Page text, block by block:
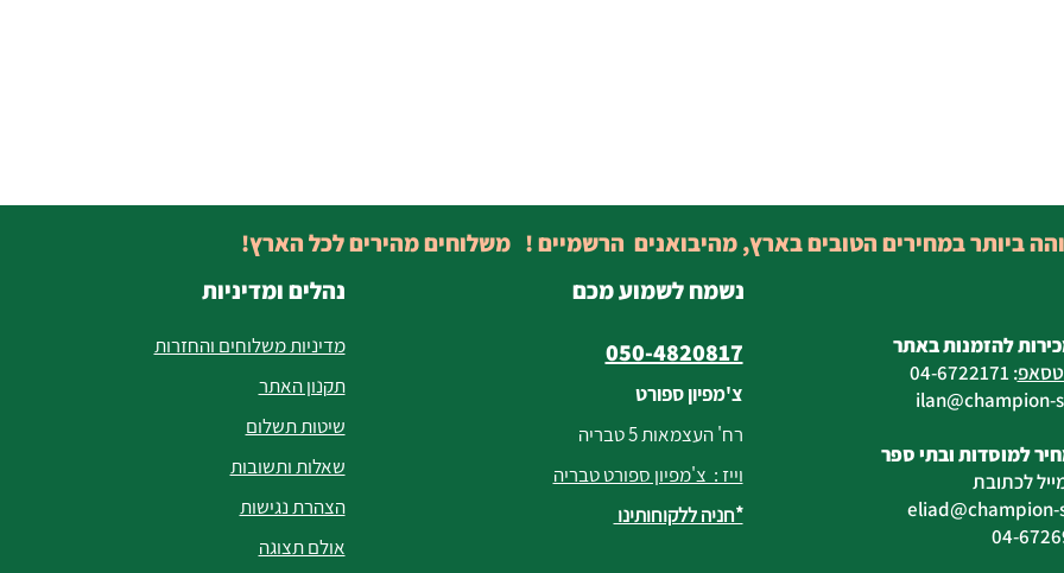
נהלים ומדיניות
מדיניות משלוחים והחזרות
תקנון האתר
שיטות תשלום
שאלות ותשובות
הצהרת נגישות
אולם תצוגה
נשמח לשמוע מכם
050-4820817
צ'מפיון ספורט
רח' העצמאות 5 טבריה
וייז : צ'מפיון ספורט טבריה
*חניה ללקוחותינו
להזמנות באתר
:
04-6722171
@champion-
למוסדות ובתי ספר
לכתובת
eliad
ביותר במחירים הטובים בארץ, מהיבואנים הרשמיים ! משלוחים מהירים לכל הארץ!